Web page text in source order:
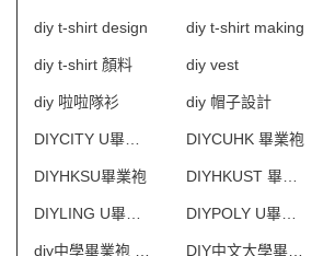
diy t-shirt design diy t-shirt making
diy t-shirt 顏料 diy vest
diy 啦啦隊衫 diy 帽子設計
DIYCUHK 畢業袍
DIYHKSU畢業袍 DIYHKUST 畢業袍
DIYPOLY U畢業袍
DIY中文大學畢業袍